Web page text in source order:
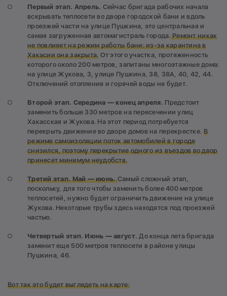
Первый этап. Апрель. Сейчас бригада рабочих начала
вскрывать теплосети во дворе городской бани и вдоль
проезжей части на улице Пушкина, это центральная и
самая загруженная автомагистраль города.Ремонт никак
не повлияет на режим работы бани: из-за карантина в
Хакасии она закрыта. От этого участка, протяженность
которого около 200 метров, запитаны многоэтажные дома:
на улице Жукова, 3, улице Пушкина, 38, 38А, 40, 42, 44.
Отключений отопления и горячей воды не будет.
Второй этап. Середина — конец апреля. Предстоит
заменить больше 330 метров на пересечении улиц
Хакасская и Жукова. На этот период потребуется
перекрыть движение во дворе домов на перекрестке. В
режиме самоизоляции поток автомобилей в городе
снизился, поэтому перекрытие одного из въездов во двор
принесет минимум неудобств.
Третий этап. Май — июнь. Самый сложный этап,
поскольку, для того чтобы заменить более 400 метров
теплосетей, нужно будет ограничить движение на улице
Жукова. Некоторые трубы здесь находятся под проезжей
частью.
Четвертый этап. Июнь — август. До конца лета бригада
заменит еще 500 метров теплосети в районе улицы
Пушкина, 46.
Вот так это будет выглядеть на карте: